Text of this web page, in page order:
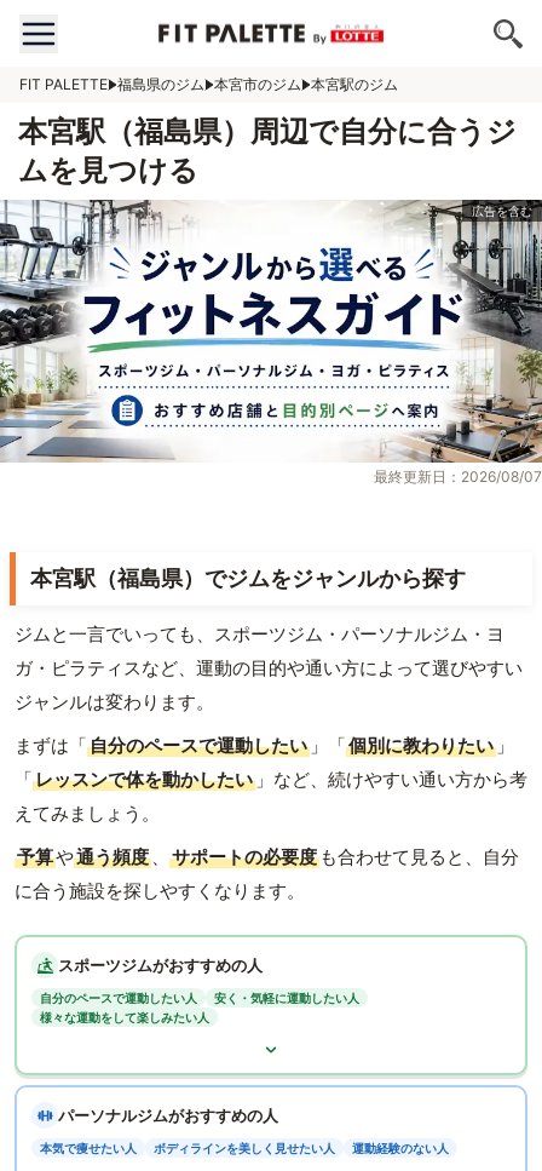
FIT PALETTE 福島県のジム 本宮市のジム 本宮駅のジム
本宮駅（福島県）周辺で自分に合うジ
ムを見つける
最終更新日：2026/08/07
本宮駅（福島県）でジムをジャンルから探す
ジムと一言でいっても、スポーツジム・パーソナルジム・ヨ
ガ・ピラティスなど、運動の目的や通い方によって選びやすい
ジャンルは変わります。
まずは「自分のペースで運動したい 」「個別に教わりたい 」
「レッスンで体を動かしたい 」など、続けやすい通い方から考
えてみましょう。
予算や通う頻度 、 サポートの必要度 も合わせて見ると、自分
に合う施設を探しやすくなります。
スポーツジムがおすすめの人
自分のペースで運動したい人
安く・気軽に運動したい人
様々な運動をして楽しみたい人
パーソナルジムがおすすめの人
本気で痩せたい人 ボディラインを美しく見せたい人 運動経験のない人